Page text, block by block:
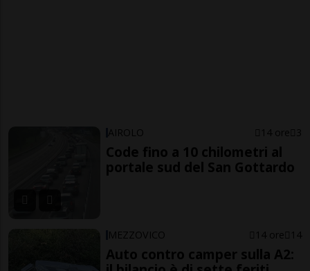
AIROLO 14 ore 3
Code fino a 10 chilometri al
portale sud del San Gottardo
MEZZOVICO 14 ore 14
Auto contro camper sulla A2: